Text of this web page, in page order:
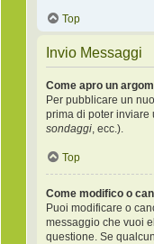
Top
Invio Messaggi
Come apro un
Per pubblicare un
prima di poter inviare
sondaggi, ecc.).
Top
Come modifico o
Puoi modificare o
messaggio che vuoi
questione. Se